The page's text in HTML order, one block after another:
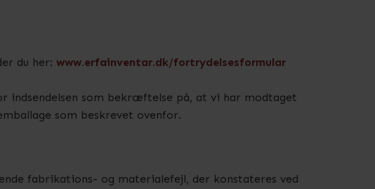
du her: www.erfainventar.dk/fortrydelsesformular
indsendelsen som bekræftelse på, at vi har modtaget
som beskrevet ovenfor.
fabrikations- og materialefejl, der konstateres ved